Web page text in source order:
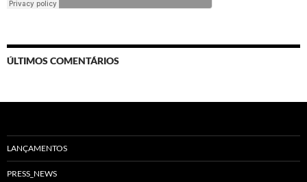
ÚLTIMOS COMENTÁRIOS
LANÇAMENTOS
PRESS_NEWS